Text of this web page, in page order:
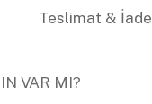
Teslimat & İade
VAR MI?